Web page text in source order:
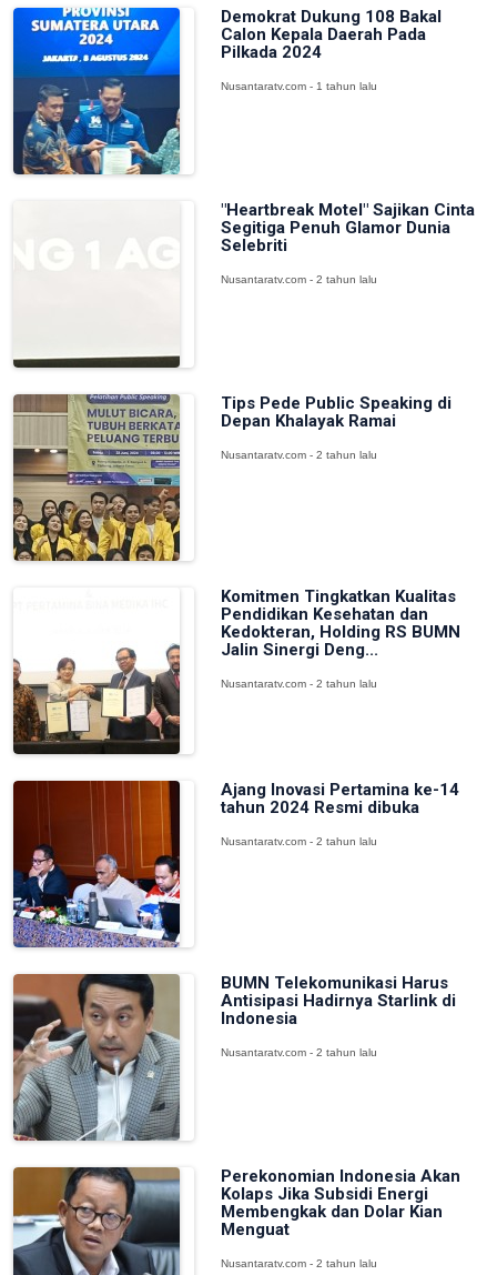
Demokrat Dukung 108 Bakal
Calon Kepala Daerah Pada
Pilkada 2024
Nusantaratv.com - 1 tahun lalu
"Heartbreak Motel" Sajikan Cinta
Segitiga Penuh Glamor Dunia
Selebriti
Nusantaratv.com - 2 tahun lalu
Tips Pede Public Speaking di
Depan Khalayak Ramai
Nusantaratv.com - 2 tahun lalu
Komitmen Tingkatkan Kualitas
Pendidikan Kesehatan dan
Kedokteran, Holding RS BUMN
Jalin Sinergi Deng...
Nusantaratv.com - 2 tahun lalu
Ajang Inovasi Pertamina ke-14
tahun 2024 Resmi dibuka
Nusantaratv.com - 2 tahun lalu
BUMN Telekomunikasi Harus
Antisipasi Hadirnya Starlink di
Indonesia
Nusantaratv.com - 2 tahun lalu
Perekonomian Indonesia Akan
Kolaps Jika Subsidi Energi
Membengkak dan Dolar Kian
Menguat
Nusantaratv.com - 2 tahun lalu